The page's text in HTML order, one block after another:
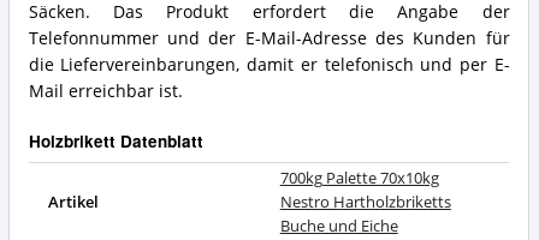
Säcken. Das Produkt erfordert die Angabe der
Telefonnummer und der E-Mail-Adresse des Kunden für
die Liefervereinbarungen, damit er telefonisch und per E-
Mail erreichbar ist.
Holzbrikett Datenblatt
Artikel
700kg Palette 70x10kg
Nestro Hartholzbriketts
Buche und Eiche